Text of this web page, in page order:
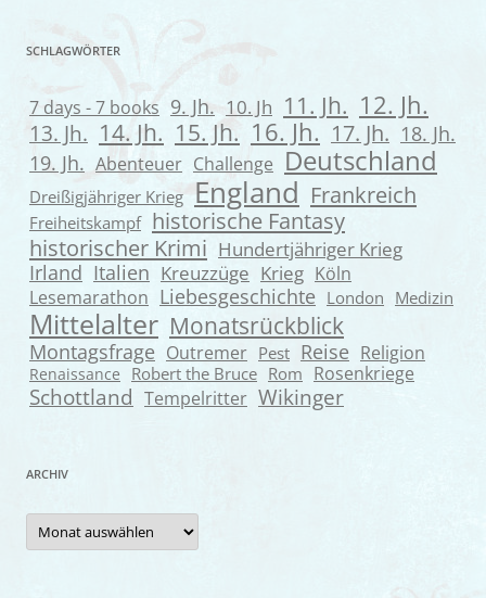
SCHLAGWÖRTER
7 days - 7 books 9. Jh. 10. Jh 11. Jh. 12. Jh.
13. Jh. 14. Jh. 15. Jh. 16. Jh. 17. Jh. 18. Jh.
19. Jh. Abenteuer Challenge Deutschland
Dreißigjähriger Krieg England Frankreich
Freiheitskampf historische Fantasy
historischer Krimi Hundertjähriger Krieg
Irland Italien Kreuzzüge Krieg Köln
Lesemarathon Liebesgeschichte London Medizin
Mittelalter Monatsrückblick
Montagsfrage Outremer Pest Reise Religion
Renaissance Robert the Bruce Rom Rosenkriege
Schottland Tempelritter Wikinger
ARCHIV
Archiv